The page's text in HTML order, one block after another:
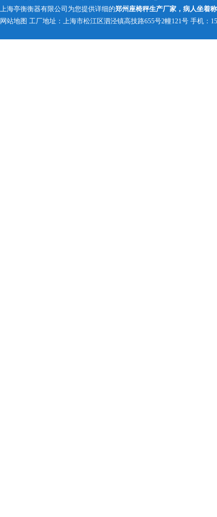
上海亭衡衡器有限公司为您提供详细的郑州座椅秤生产厂家，病人坐着
网站地图 工厂地址：上海市松江区泗泾镇高技路655号2幢121号 手机：